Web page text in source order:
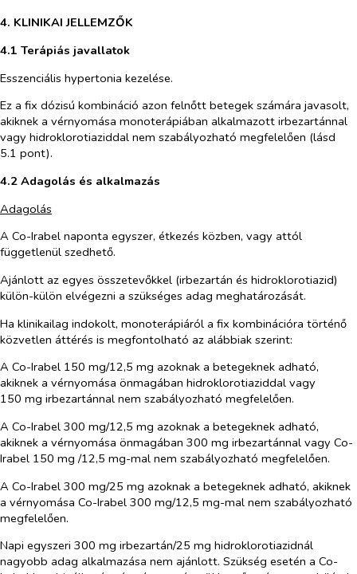
4. KLINIKAI JELLEMZŐK
4.1 Terápiás javallatok
Esszenciális hypertonia kezelése.
Ez a fix dózisú kombináció azon felnőtt betegek számára javasolt,
akiknek a vérnyomása monoterápiában alkalmazott irbezartánnal
vagy hidroklorotiaziddal nem szabályozható megfelelően (lásd
5.1 pont).
4.2 Adagolás és alkalmazás
Adagolás
A Co-Irabel naponta egyszer, étkezés közben, vagy attól
függetlenül szedhető.
Ajánlott az egyes összetevőkkel (irbezartán és hidroklorotiazid)
külön-külön elvégezni a szükséges adag meghatározását.
Ha klinikailag indokolt, monoterápiáról a fix kombinációra történő
közvetlen áttérés is megfontolható az alábbiak szerint:
A Co-Irabel 150 mg/12,5 mg azoknak a betegeknek adható,
akiknek a vérnyomása önmagában hidroklorotiaziddal vagy
150 mg irbezartánnal nem szabályozható megfelelően.
A Co-Irabel 300 mg/12,5 mg azoknak a betegeknek adható,
akiknek a vérnyomása önmagában 300 mg irbezartánnal vagy Co-
Irabel 150 mg /12,5 mg-mal nem szabályozható megfelelően.
A Co-Irabel 300 mg/25 mg azoknak a betegeknek adható, akiknek
a vérnyomása Co-Irabel 300 mg/12,5 mg-mal nem szabályozható
megfelelően.
Napi egyszeri 300 mg irbezartán/25 mg hidroklorotiazidnál
nagyobb adag alkalmazása nem ajánlott. Szükség esetén a Co-